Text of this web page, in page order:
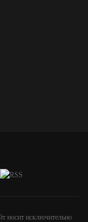
носит исключительно